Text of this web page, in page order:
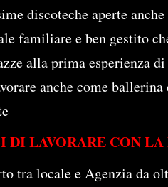
discoteche aperte
familiare e ben gestito
alla prima esperienza
anche come
DI LAVORARE CON
tra locale e Agenzia da